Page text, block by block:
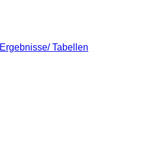
Ergebnisse/ Tabellen